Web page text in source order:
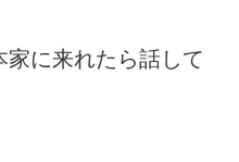
に来れたら話して